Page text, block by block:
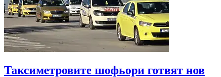
Таксиметровите шофьори готвят нов